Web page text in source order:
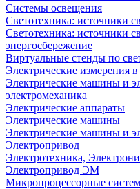
Системы освещения
Светотехника: источники
Светотехника: источники
энергосбережение
Виртуальные стенды по
Электрические измерения
Электрические машины и
электромеханика
Электрические аппараты
Электрические машины
Электрические машины и
Электропривод
Электротехника,
Электропривод ЭМ
Микропроцессорные